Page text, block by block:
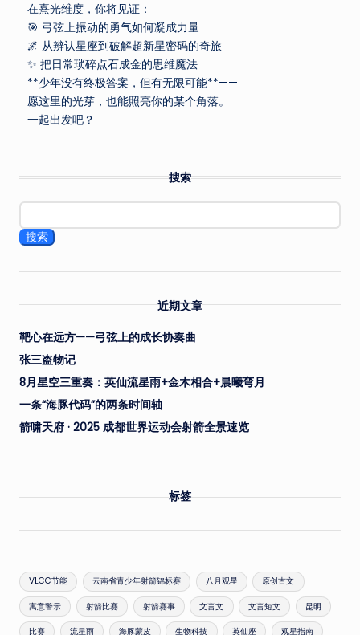
在熹光维度，你将见证：
🎯 弓弦上振动的勇气如何凝成力量
🌌 从辨认星座到破解超新星密码的奇旅
✨ 把日常琐碎点石成金的思维魔法
**少年没有终极答案，但有无限可能**——
愿这里的光芽，也能照亮你的某个角落。
一起出发吧？
搜索
搜索
近期文章
靶心在远方——弓弦上的成长协奏曲
张三盗物记
8月星空三重奏：英仙流星雨+金木相合+晨曦弯月
一条“海豚代码”的两条时间轴
箭啸天府 · 2025 成都世界运动会射箭全景速览
标签
VLCC节能 云南省青少年射箭锦标赛 八月观星 原创古文
寓意警示 射箭比赛 射箭赛事 文言文 文言短文 昆明
比赛 流星雨 海豚蒙皮 生物科技 英仙座 观星指南